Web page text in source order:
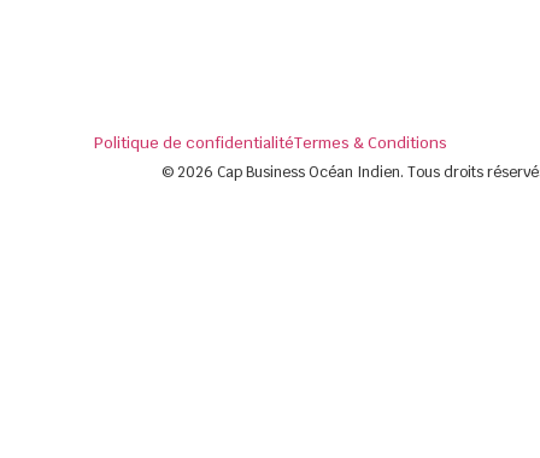
Politique de confidentialitéTermes & Conditions
© 2026 Cap Business Océan Indien. Tous droits